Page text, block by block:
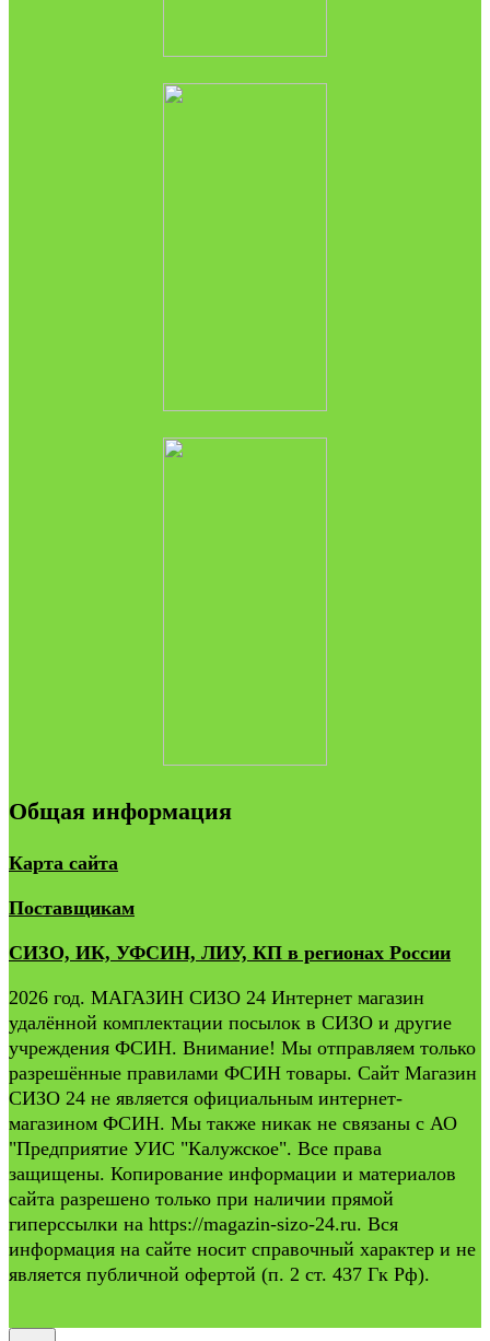
Общая информация
Карта сайта
Поставщикам
СИЗО, ИК, УФСИН, ЛИУ, КП в регионах России
2026 год. МАГАЗИН СИЗО 24 Интернет магазин
удалённой комплектации посылок в СИЗО и другие
учреждения ФСИН. Внимание! Мы отправляем только
разрешённые правилами ФСИН товары. Сайт Магазин
СИЗО 24 не является официальным интернет-
магазином ФСИН. Мы также никак не связаны с АО
"Предприятие УИС "Калужское". Все права
защищены. Копирование информации и материалов
сайта разрешено только при наличии прямой
гиперссылки на https://magazin-sizo-24.ru. Вся
информация на сайте носит справочный характер и не
является публичной офертой (п. 2 ст. 437 Гк Рф).